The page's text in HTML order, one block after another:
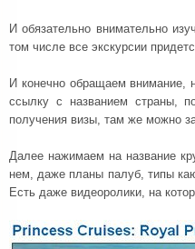
И обязательно внимательно
том числе все экскурсии
И конечно обращаем внимание,
ссылку с названием страны,
получения визы, там же можно
Далее нажимаем на название
нем, даже планы палуб, типы
Есть даже видеоролики, на